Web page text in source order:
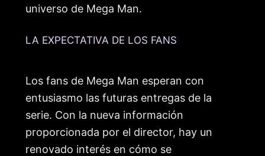
universo de Mega Man.
LA EXPECTATIVA DE LOS FANS
Los fans de Mega Man esperan con
entusiasmo las futuras entregas de la
serie. Con la nueva información
proporcionada por el director, hay un
renovado interés en cómo se